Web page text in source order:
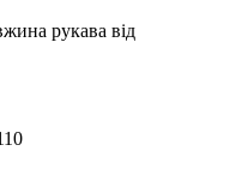
рукава від